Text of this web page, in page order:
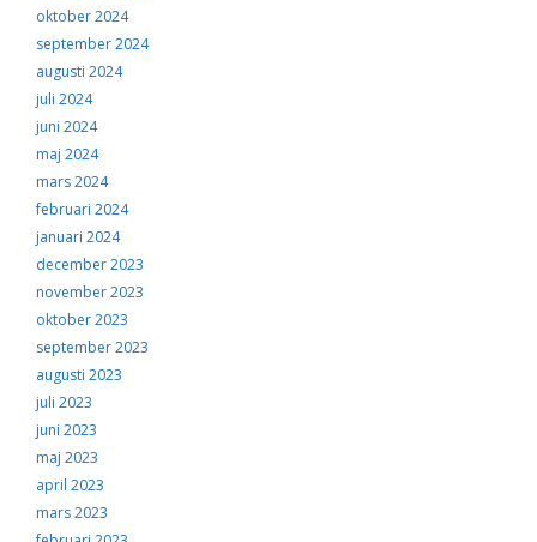
oktober 2024
september 2024
augusti 2024
juli 2024
juni 2024
maj 2024
mars 2024
februari 2024
januari 2024
december 2023
november 2023
oktober 2023
september 2023
augusti 2023
juli 2023
juni 2023
maj 2023
april 2023
mars 2023